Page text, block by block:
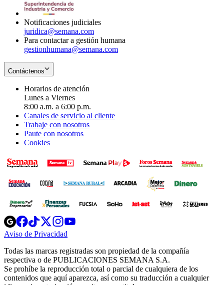
Notificaciones judiciales
juridica@semana.com
Para contactar a gestión humana
gestionhumana@semana.com
Contáctenos
Horarios de atención
Lunes a Viernes
8:00 a.m. a 6:00 p.m.
Canales de servicio al cliente
Trabaje con nosotros
Paute con nosotros
Cookies
Opens
in
new
Opens
in
new
Opens
in
new
window
Opens
new
windowwindow
Aviso de Privacidad
new
window
Todas las marcas registradas son propiedad de la compañía
respectiva o de PUBLICACIONES SEMANA S.A.
Se prohíbe la reproducción total o parcial de cualquiera de los
contenidos que aquí aparezca, así como su traducción a cualquier